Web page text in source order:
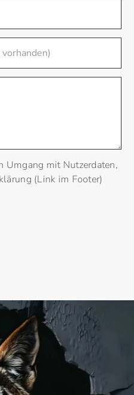
Umgang mit Nutzerdaten,
(Link im Footer)